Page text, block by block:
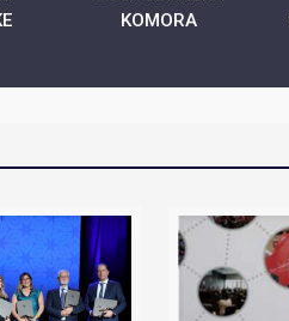
KOMORA